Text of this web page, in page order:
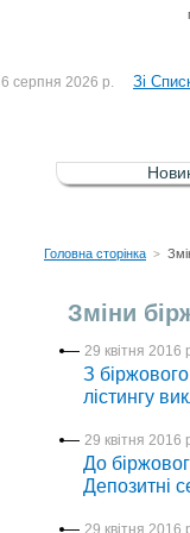
До
6 серпня 2026 р. Зі
5 серпня 2026 р. Зі
4 серпня 2026 р. До
Головна сторінка >
Зміни
29 квітня 2016
З
лістингу
29 квітня 2016
До
Депозитні
29 квітня 2016